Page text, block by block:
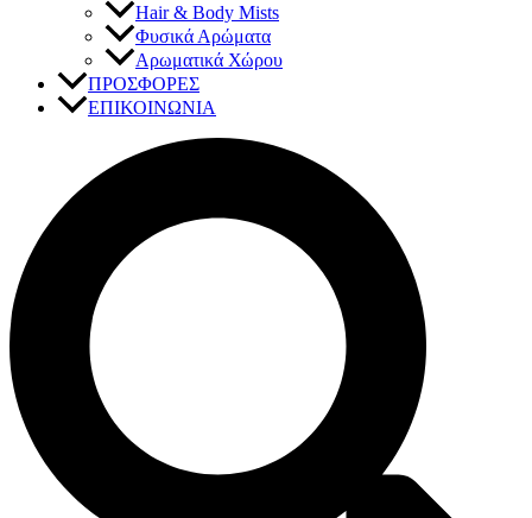
Hair & Body Mists
Φυσικά Αρώματα
Αρωματικά Χώρου
ΠΡΟΣΦΟΡΕΣ
ΕΠΙΚΟΙΝΩΝΙΑ